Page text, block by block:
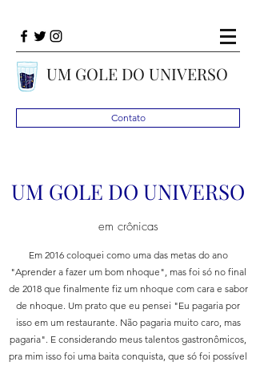
UM GOLE DO UNIVERSO
Contato
UM GOLE DO UNIVERSO
em crônicas
Em 2016 coloquei como uma das metas do ano
"Aprender a fazer um bom nhoque", mas foi só no final
de 2018 que finalmente fiz um nhoque com cara e sabor
de nhoque. Um prato que eu pensei "Eu pagaria por
isso em um restaurante. Não pagaria muito caro, mas
pagaria". E considerando meus talentos gastronômicos,
pra mim isso foi uma baita conquista, que só foi possível